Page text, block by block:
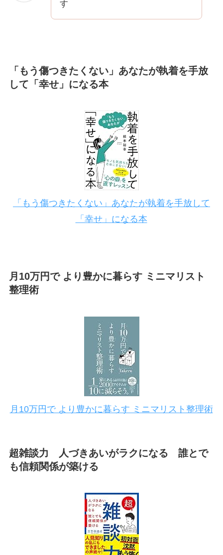
す
「もう傷つきたくない」あなたが執着を手放
して「幸せ」になる本
「もう傷つきたくない」あなたが執着を手放して
「幸せ」になる本
月10万円で より豊かに暮らす ミニマリスト
整理術
月10万円で より豊かに暮らす ミニマリスト整理術
超雑談力 人づきあいがラクになる 誰とで
も信頼関係が築ける